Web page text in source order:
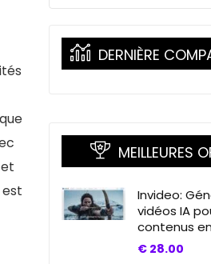
DERNIÈRE
MEILLEURES
Invideo:
vidéos IA
contenus
€ 28.00